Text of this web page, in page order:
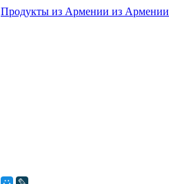
Продукты из Армении из Армении